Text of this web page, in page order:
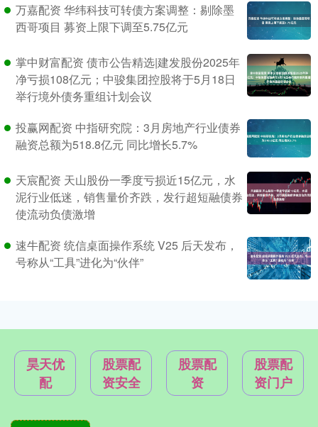
万嘉配资 华纬科技可转债方案调整：剔除墨
西哥项目 募资上限下调至5.75亿元
掌中财富配资 债市公告精选|建发股份2025年
净亏损108亿元；中骏集团控股将于5月18日
举行境外债务重组计划会议
投赢网配资 中指研究院：3月房地产行业债券
融资总额为518.8亿元 同比增长5.7%
天宸配资 天山股份一季度亏损近15亿元，水
泥行业低迷，销售量价齐跌，发行超短融债券
使流动负债激增
速牛配资 统信桌面操作系统 V25 后天发布，
号称从“工具”进化为“伙伴”
昊天优
配
股票配
资安全
股票配
资
股票配
资门户